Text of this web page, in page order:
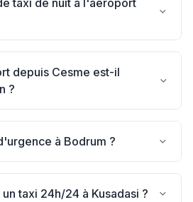
taxi de nuit à l'aéroport
depuis Cesme est-il
?
à Bodrum ?
taxi 24h/24 à Kusadasi ?